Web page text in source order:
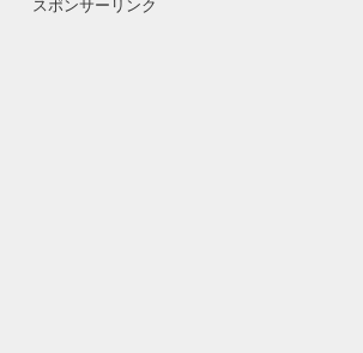
スポンサーリンク